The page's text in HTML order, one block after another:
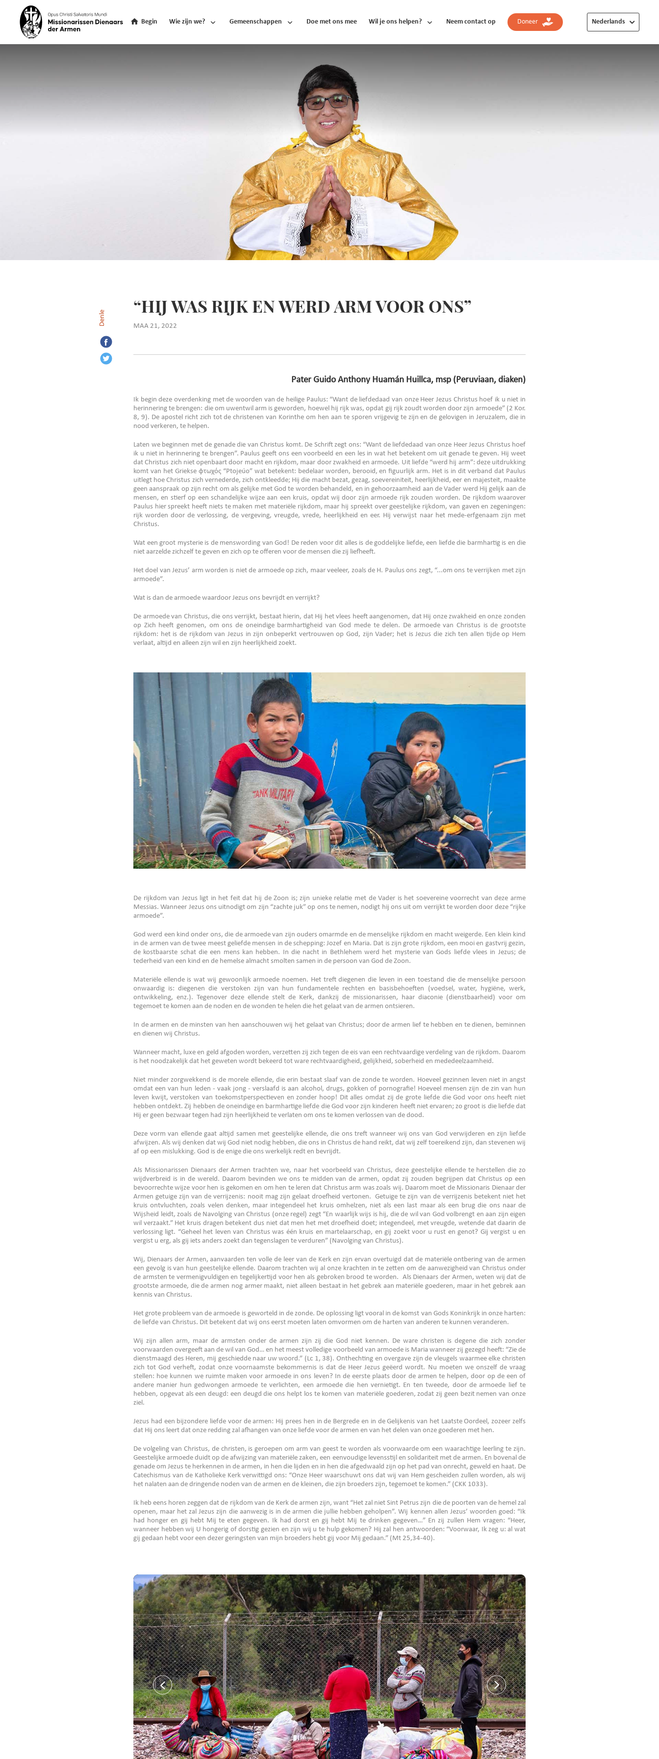
Begin Wie zijn we? Gemeenschappen Doe met ons mee Wil je ons helpen? Neem contact op Doneer Nederlands
Denle
“HIJ WAS RIJK EN WERD ARM VOOR ONS”
MAA 21, 2022
Pater Guido Anthony Huamán Huillca, msp (Peruviaan, diaken)
Ik begin deze overdenking met de woorden van de heilige Paulus: “Want de liefdedaad van onze Heer Jezus Christus hoef ik u niet in
herinnering te brengen: die om uwentwil arm is geworden, hoewel hij rijk was, opdat gij rijk zoudt worden door zijn armoede” (2 Kor.
8, 9). De apostel richt zich tot de christenen van Korinthe om hen aan te sporen vrijgevig te zijn en de gelovigen in Jeruzalem, die in
nood verkeren, te helpen.
Laten we beginnen met de genade die van Christus komt. De Schrift zegt ons: “Want de liefdedaad van onze Heer Jezus Christus hoef
ik u niet in herinnering te brengen”. Paulus geeft ons een voorbeeld en een les in wat het betekent om uit genade te geven. Hij weet
dat Christus zich niet openbaart door macht en rijkdom, maar door zwakheid en armoede. Uit liefde “werd hij arm”: deze uitdrukking
komt van het Griekse φτωχός “Ptojeúo” wat betekent: bedelaar worden, berooid, en figuurlijk arm. Het is in dit verband dat Paulus
uitlegt hoe Christus zich vernederde, zich ontkleedde; Hij die macht bezat, gezag, soevereiniteit, heerlijkheid, eer en majesteit, maakte
geen aanspraak op zijn recht om als gelijke met God te worden behandeld, en in gehoorzaamheid aan de Vader werd Hij gelijk aan de
mensen, en stierf op een schandelijke wijze aan een kruis, opdat wij door zijn armoede rijk zouden worden. De rijkdom waarover
Paulus hier spreekt heeft niets te maken met materiële rijkdom, maar hij spreekt over geestelijke rijkdom, van gaven en zegeningen:
rijk worden door de verlossing, de vergeving, vreugde, vrede, heerlijkheid en eer. Hij verwijst naar het mede-erfgenaam zijn met
Christus.
Wat een groot mysterie is de menswording van God! De reden voor dit alles is de goddelijke liefde, een liefde die barmhartig is en die
niet aarzelde zichzelf te geven en zich op te offeren voor de mensen die zij liefheeft.
Het doel van Jezus’ arm worden is niet de armoede op zich, maar veeleer, zoals de H. Paulus ons zegt, “...om ons te verrijken met zijn
armoede”.
Wat is dan de armoede waardoor Jezus ons bevrijdt en verrijkt?
De armoede van Christus, die ons verrijkt, bestaat hierin, dat Hij het vlees heeft aangenomen, dat Hij onze zwakheid en onze zonden
op Zich heeft genomen, om ons de oneindige barmhartigheid van God mede te delen. De armoede van Christus is de grootste
rijkdom: het is de rijkdom van Jezus in zijn onbeperkt vertrouwen op God, zijn Vader; het is Jezus die zich ten allen tijde op Hem
verlaat, altijd en alleen zijn wil en zijn heerlijkheid zoekt.
De rijkdom van Jezus ligt in het feit dat hij de Zoon is; zijn unieke relatie met de Vader is het soevereine voorrecht van deze arme
Messias. Wanneer Jezus ons uitnodigt om zijn “zachte juk” op ons te nemen, nodigt hij ons uit om verrijkt te worden door deze “rijke
armoede”.
God werd een kind onder ons, die de armoede van zijn ouders omarmde en de menselijke rijkdom en macht weigerde. Een klein kind
in de armen van de twee meest geliefde mensen in de schepping: Jozef en Maria. Dat is zijn grote rijkdom, een mooi en gastvrij gezin,
de kostbaarste schat die een mens kan hebben. In die nacht in Bethlehem werd het mysterie van Gods liefde vlees in Jezus; de
tederheid van een kind en de hemelse almacht smolten samen in de persoon van God de Zoon.
Materiële ellende is wat wij gewoonlijk armoede noemen. Het treft diegenen die leven in een toestand die de menselijke persoon
onwaardig is: diegenen die verstoken zijn van hun fundamentele rechten en basisbehoeften (voedsel, water, hygiëne, werk,
ontwikkeling, enz.). Tegenover deze ellende stelt de Kerk, dankzij de missionarissen, haar diaconie (dienstbaarheid) voor om
tegemoet te komen aan de noden en de wonden te helen die het gelaat van de armen ontsieren.
In de armen en de minsten van hen aanschouwen wij het gelaat van Christus; door de armen lief te hebben en te dienen, beminnen
en dienen wij Christus.
Wanneer macht, luxe en geld afgoden worden, verzetten zij zich tegen de eis van een rechtvaardige verdeling van de rijkdom. Daarom
is het noodzakelijk dat het geweten wordt bekeerd tot ware rechtvaardigheid, gelijkheid, soberheid en mededeelzaamheid.
Niet minder zorgwekkend is de morele ellende, die erin bestaat slaaf van de zonde te worden. Hoeveel gezinnen leven niet in angst
omdat een van hun leden - vaak jong - verslaafd is aan alcohol, drugs, gokken of pornografie! Hoeveel mensen zijn de zin van hun
leven kwijt, verstoken van toekomstperspectieven en zonder hoop! Dit alles omdat zij de grote liefde die God voor ons heeft niet
hebben ontdekt. Zij hebben de oneindige en barmhartige liefde die God voor zijn kinderen heeft niet ervaren; zo groot is die liefde dat
Hij er geen bezwaar tegen had zijn heerlijkheid te verlaten om ons te komen verlossen van de dood.
Deze vorm van ellende gaat altijd samen met geestelijke ellende, die ons treft wanneer wij ons van God verwijderen en zijn liefde
afwijzen. Als wij denken dat wij God niet nodig hebben, die ons in Christus de hand reikt, dat wij zelf toereikend zijn, dan stevenen wij
af op een mislukking. God is de enige die ons werkelijk redt en bevrijdt.
Als Missionarissen Dienaars der Armen trachten we, naar het voorbeeld van Christus, deze geestelijke ellende te herstellen die zo
wijdverbreid is in de wereld. Daarom bevinden we ons te midden van de armen, opdat zij zouden begrijpen dat Christus op een
bevoorrechte wijze voor hen is gekomen en om hen te leren dat Christus arm was zoals wij. Daarom moet de Missionaris Dienaar der
Armen getuige zijn van de verrijzenis: nooit mag zijn gelaat droefheid vertonen. Getuige te zijn van de verrijzenis betekent niet het
kruis ontvluchten, zoals velen denken, maar integendeel het kruis omhelzen, niet als een last maar als een brug die ons naar de
Wijsheid leidt, zoals de Navolging van Christus (onze regel) zegt “En waarlijk wijs is hij, die de wil van God volbrengt en aan zijn eigen
wil verzaakt.” Het kruis dragen betekent dus niet dat men het met droefheid doet; integendeel, met vreugde, wetende dat daarin de
verlossing ligt. “Geheel het leven van Christus was één kruis en martelaarschap, en gij zoekt voor u rust en genot? Gij vergist u en
vergist u erg, als gij iets anders zoekt dan tegenslagen te verduren” (Navolging van Christus).
Wij, Dienaars der Armen, aanvaarden ten volle de leer van de Kerk en zijn ervan overtuigd dat de materiële ontbering van de armen
een gevolg is van hun geestelijke ellende. Daarom trachten wij al onze krachten in te zetten om de aanwezigheid van Christus onder
de armsten te vermenigvuldigen en tegelijkertijd voor hen als gebroken brood te worden. Als Dienaars der Armen, weten wij dat de
grootste armoede, die de armen nog armer maakt, niet alleen bestaat in het gebrek aan materiële goederen, maar in het gebrek aan
kennis van Christus.
Het grote probleem van de armoede is geworteld in de zonde. De oplossing ligt vooral in de komst van Gods Koninkrijk in onze harten:
de liefde van Christus. Dit betekent dat wij ons eerst moeten laten omvormen om de harten van anderen te kunnen veranderen.
Wij zijn allen arm, maar de armsten onder de armen zijn zij die God niet kennen. De ware christen is degene die zich zonder
voorwaarden overgeeft aan de wil van God… en het meest volledige voorbeeld van armoede is Maria wanneer zij gezegd heeft: “Zie de
dienstmaagd des Heren, mij geschiedde naar uw woord.” (Lc 1, 38). Onthechting en overgave zijn de vleugels waarmee elke christen
zich tot God verheft, zodat onze voornaamste bekommernis is dat de Heer Jezus geëerd wordt. Nu moeten we onszelf de vraag
stellen: hoe kunnen we ruimte maken voor armoede in ons leven? In de eerste plaats door de armen te helpen, door op de een of
andere manier hun gedwongen armoede te verlichten, een armoede die hen vernietigt. En ten tweede, door de armoede lief te
hebben, opgevat als een deugd: een deugd die ons helpt los te komen van materiële goederen, zodat zij geen bezit nemen van onze
ziel.
Jezus had een bijzondere liefde voor de armen: Hij prees hen in de Bergrede en in de Gelijkenis van het Laatste Oordeel, zozeer zelfs
dat Hij ons leert dat onze redding zal afhangen van onze liefde voor de armen en van het delen van onze goederen met hen.
De volgeling van Christus, de christen, is geroepen om arm van geest te worden als voorwaarde om een waarachtige leerling te zijn.
Geestelijke armoede duidt op de afwijzing van materiële zaken, een eenvoudige levensstijl en solidariteit met de armen. En bovenal de
genade om Jezus te herkennen in de armen, in hen die lijden en in hen die afgedwaald zijn op het pad van onrecht, geweld en haat. De
Catechismus van de Katholieke Kerk verwittigd ons: “Onze Heer waarschuwt ons dat wij van Hem gescheiden zullen worden, als wij
het nalaten aan de dringende noden van de armen en de kleinen, die zijn broeders zijn, tegemoet te komen.” (CKK 1033).
Ik heb eens horen zeggen dat de rijkdom van de Kerk de armen zijn, want “Het zal niet Sint Petrus zijn die de poorten van de hemel zal
openen, maar het zal Jezus zijn die aanwezig is in de armen die jullie hebben geholpen”. Wij kennen allen Jezus’ woorden goed: “Ik
had honger en gij hebt Mij te eten gegeven. Ik had dorst en gij hebt Mij te drinken gegeven…” En zij zullen Hem vragen: “Heer,
wanneer hebben wij U hongerig of dorstig gezien en zijn wij u te hulp gekomen? Hij zal hen antwoorden: “Voorwaar, Ik zeg u: al wat
gij gedaan hebt voor een dezer geringsten van mijn broeders hebt gij voor Mij gedaan.” (Mt 25,34-40).